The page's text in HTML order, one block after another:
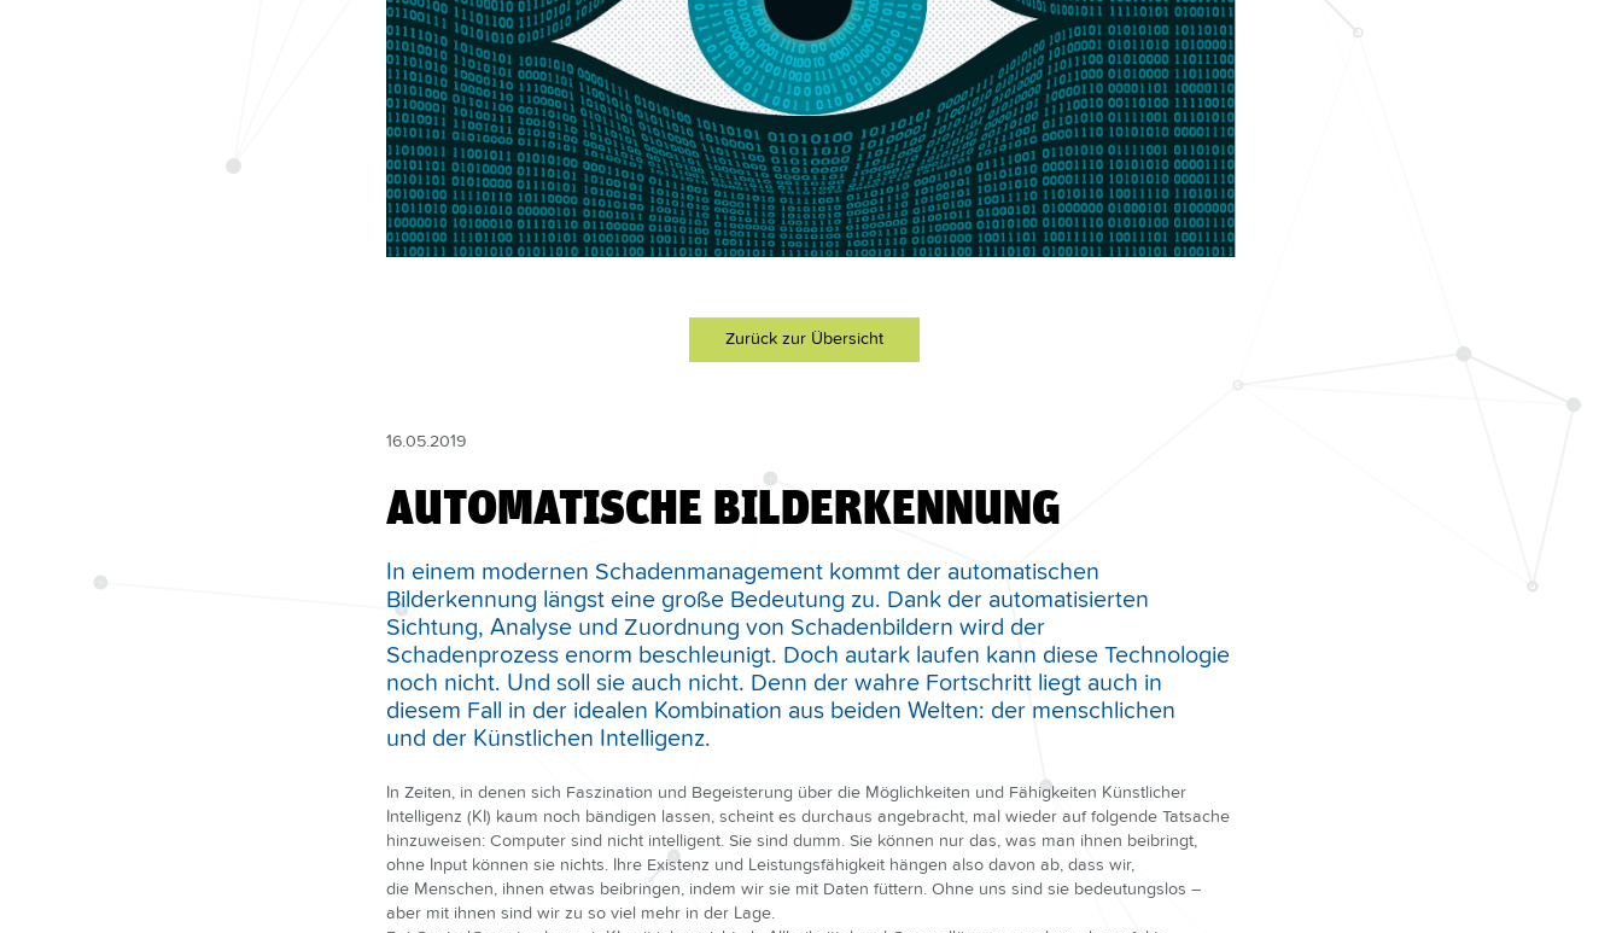
Zurück zur Übersicht
16.05.2019
AUTOMATISCHE BILDERKENNUNG
In einem modernen Schadenmanagement kommt der automatischen
Bilderkennung längst eine große Bedeutung zu. Dank der automatisierten
Sichtung, Analyse und Zuordnung von Schadenbildern wird der
Schadenprozess enorm beschleunigt. Doch autark laufen kann diese Technologie
noch nicht. Und soll sie auch nicht. Denn der wahre Fortschritt liegt auch in
diesem Fall in der idealen Kombination aus beiden Welten: der menschlichen
und der Künstlichen Intelligenz.
In Zeiten, in denen sich Faszination und Begeisterung über die Möglichkeiten und Fähigkeiten Künstlicher
Intelligenz (KI) kaum noch bändigen lassen, scheint es durchaus angebracht, mal wieder auf folgende Tatsache
hinzuweisen: Computer sind nicht intelligent. Sie sind dumm. Sie können nur das, was man ihnen beibringt,
ohne Input können sie nichts. Ihre Existenz und Leistungsfähigkeit hängen also davon ab, dass wir,
die Menschen, ihnen etwas beibringen, indem wir sie mit Daten füttern. Ohne uns sind sie bedeutungslos –
aber mit ihnen sind wir zu so viel mehr in der Lage.